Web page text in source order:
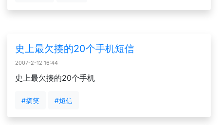
史上最欠揍的20个手机短信
2007-2-12 16:44
史上最欠揍的20个手机
#搞笑 #短信